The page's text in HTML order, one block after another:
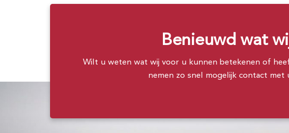
Benieuwd wat
Wilt u weten wat wij voor u kunnen betekenen of
nemen zo snel mogelijk contact met